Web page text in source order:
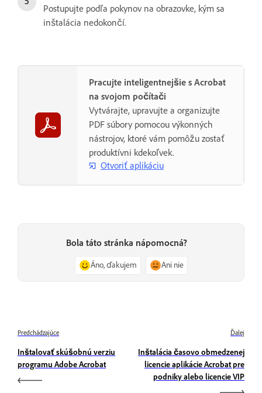
Postupujte podľa pokynov na obrazovke, kým sa
inštalácia nedokončí.
Pracujte inteligentnejšie s Acrobat
na svojom počítači
Vytvárajte, upravujte a organizujte
PDF súbory pomocou výkonných
nástrojov, ktoré vám pomôžu zostať
produktívni kdekoľvek.
Otvoriť aplikáciu
Bola táto stránka nápomocná?
Áno, ďakujem Ani nie
Predchádzajúce
Inštalovať skúšobnú verziu
programu Adobe Acrobat
Ďalej
Inštalácia časovo obmedzenej
licencie aplikácie Acrobat pre
podniky alebo licencie VIP